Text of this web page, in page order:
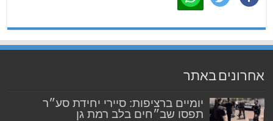
אחרונים באתר
יומיים ברציפות: סיירי יחידת סע״ר
תפסו שב״חים בלב רמת גן